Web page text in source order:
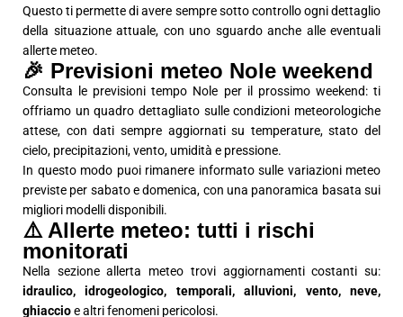
Questo ti permette di avere sempre sotto controllo ogni dettaglio
della situazione attuale, con uno sguardo anche alle eventuali
allerte meteo.
🎉 Previsioni meteo Nole weekend
Consulta le previsioni tempo Nole per il prossimo weekend: ti
offriamo un quadro dettagliato sulle condizioni meteorologiche
attese, con dati sempre aggiornati su temperature, stato del
cielo, precipitazioni, vento, umidità e pressione.
In questo modo puoi rimanere informato sulle variazioni meteo
previste per sabato e domenica, con una panoramica basata sui
migliori modelli disponibili.
⚠️ Allerte meteo: tutti i rischi
monitorati
Nella sezione allerta meteo trovi aggiornamenti costanti su:
idraulico, idrogeologico, temporali, alluvioni, vento, neve,
ghiaccioe altri fenomeni pericolosi.